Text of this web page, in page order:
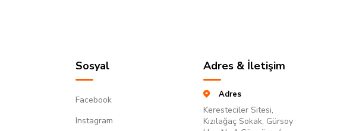
Sosyal
Facebook
Instagram
Adres & İletişim
Adres
Keresteciler Sitesi,
Kızılağaç Sokak, Gürsoy